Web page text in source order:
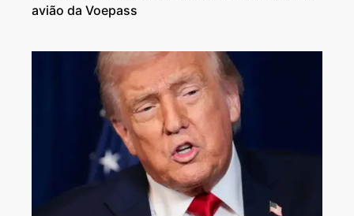
avião da Voepass